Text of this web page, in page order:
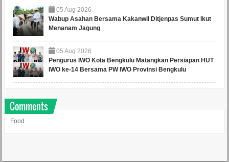
05 Aug 2026
Wabup Asahan Bersama Kakanwil Ditjenpas Sumut Ikut
Menanam Jagung
05 Aug 2026
Pengurus IWO Kota Bengkulu Matangkan Persiapan HUT
IWO ke-14 Bersama PW IWO Provinsi Bengkulu
Comments
Food